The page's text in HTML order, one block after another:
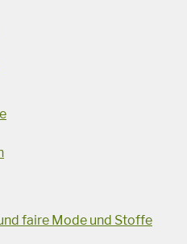
faire Mode und Stoffe